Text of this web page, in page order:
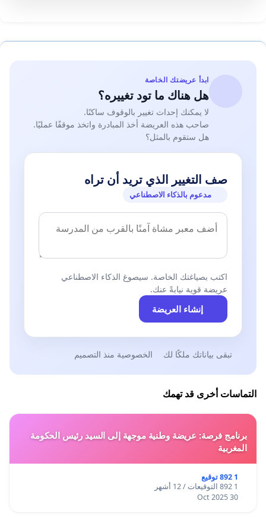
ابدأ عريضتك الخاصة
هل هناك ما تود تغييره؟
لا يمكنك إحداث تغيير بالوقوف ساكنًا.
صاحب هذه العريضة أخذ المبادرة واتخذ موقفًا عمليًا.
هل ستقوم بالمثل؟
صف التغيير الذي تريد أن تراه
مدعوم بالذكاء الاصطناعي
اكتب بصياغتك الخاصة. سيصوغ الذكاء الاصطناعي
عريضة قوية نيابةً عنك.
إنشاء العريضة
تبقى بياناتك ملكًا لك الخصوصية منذ التصميم
التماسات أخرى قد تهمك
برنامج فرصة: عريضة وطنية موجهة إلى السيد رئيس الحكومة
المغربية
1 892 توقيع
1 892 التوقيعات / 12 أشهر
30 Oct 2025